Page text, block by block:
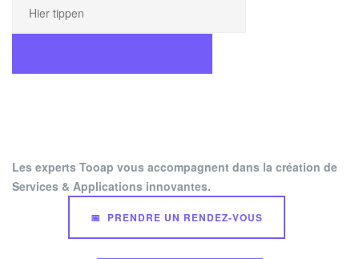
Suchen
Les experts Tooap vous accompagnent dans la création de
Services & Applications innovantes.
📅 PRENDRE UN RENDEZ-VOUS